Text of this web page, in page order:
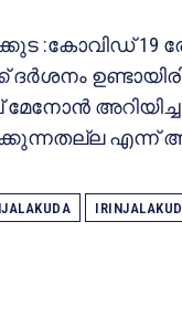
:കോവിഡ് 19
ദർശനം
മേനോൻ
എന്ന്